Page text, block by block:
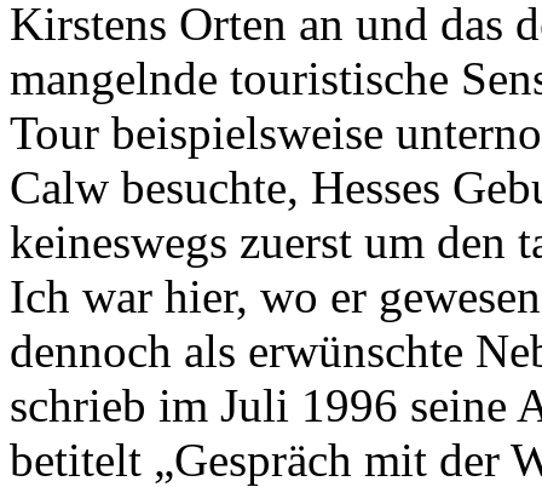
Kirstens Orten an und das
mangelnde touristische
Tour beispielsweise
Calw besuchte, Hesses
keineswegs zuerst um den
Ich war hier, wo er
dennoch als erwünschte
schrieb im Juli 1996 seine
betitelt „Gespräch mit der